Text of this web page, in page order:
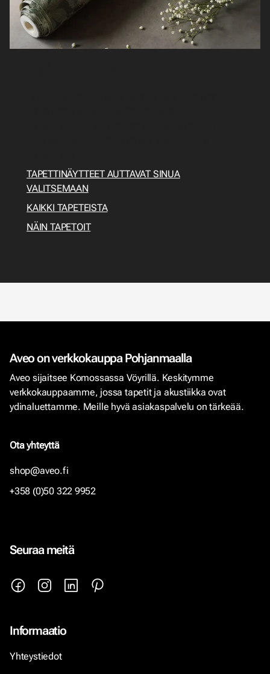
TAPETTINÄYTTEET AUTTAVAT SINUA
VALITSEMAAN
KAIKKI TAPETEISTA
NÄIN TAPETOIT
Aveo on verkkokauppa Pohjanmaalla
Aveo sijaitsee Komossassa Vöyrillä. Keskitymme
verkkokauppaamme, jossa tapetit ja akustiikka ovat
ydinaluettamme. Meille hyvä asiakaspalvelu on tärkeää.
Ota yhteyttä
shop@aveo.fi
+358 (0)50 322 9952
Seuraa meitä
Informaatio
Yhteystiedot